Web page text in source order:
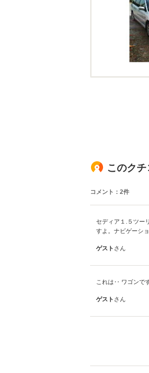
このク
コメント：2件
セディア１.５ツー
すよ。ナビゲーシ
ゲスト さん
これは‥ ワゴンで
ゲスト さん